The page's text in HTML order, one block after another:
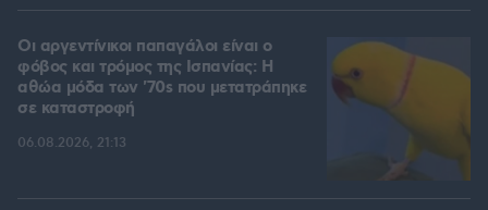
Οι αργεντίνικοι παπαγάλοι είναι ο
φόβος και τρόμος της Ισπανίας: Η
αθώα μόδα των '70s που μετατράπηκε
σε καταστροφή
06.08.2026, 21:13